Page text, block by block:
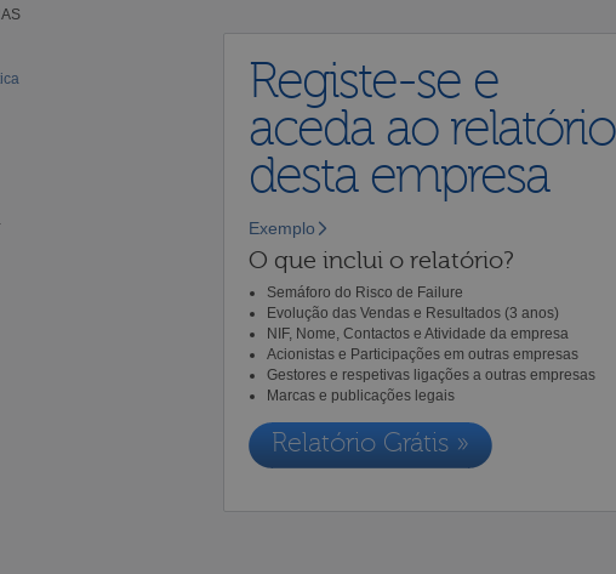
Registe-se e
aceda ao relatório
desta empresa
Exemplo
O que inclui o relatório?
Semáforo do Risco de Failure
Evolução das Vendas e Resultados (3 anos)
NIF, Nome, Contactos e Atividade da empresa
Acionistas e Participações em outras empresas
Gestores e respetivas ligações a outras empresas
Marcas e publicações legais
Relatório Grátis »